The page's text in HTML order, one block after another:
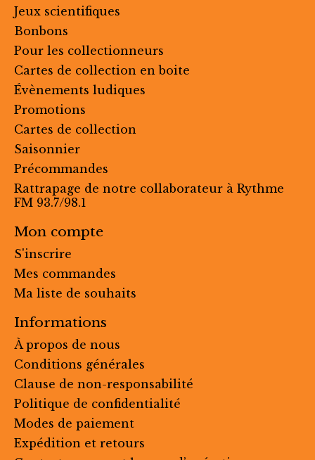
Jeux scientifiques
Bonbons
Pour les collectionneurs
Cartes de collection en boite
Évènements ludiques
Promotions
Cartes de collection
Saisonnier
Précommandes
Rattrapage de notre collaborateur à Rythme
FM 93.7/98.1
Mon compte
S'inscrire
Mes commandes
Ma liste de souhaits
Informations
À propos de nous
Conditions générales
Clause de non-responsabilité
Politique de confidentialité
Modes de paiement
Expédition et retours